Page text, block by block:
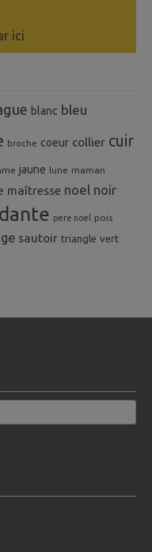
ici
blanc bleu
broche coeur collier cuir
jaune lune maman
maîtresse noel noir
pere noel pois
sautoir triangle vert